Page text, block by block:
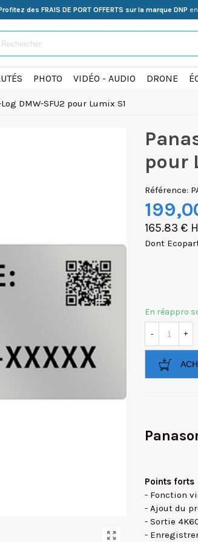
des FRAIS DE PORT OFFERTS sur la marque DNP
PHOTO VIDÉO - AUDIO DRONE
DMW-SFU2 pour Lumix S1
pour
Référence:
165.83 €
Dont
En réappro
- +
Points forts
- Fonction
- Ajout du
- Sortie
-